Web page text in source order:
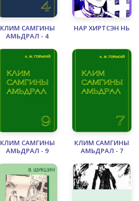
КЛИМ САМГИНЫ
АМЬДРАЛ - 4
НАР ХИРТСЭН НЬ
КЛИМ САМГИНЫ
АМЬДРАЛ - 9
КЛИМ САМГИНЫ
АМЬДРАЛ - 7